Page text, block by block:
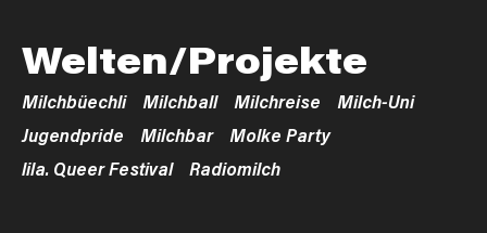
Welten/Projekte
Milchbüechli Milchball Milchreise
Milch-Uni
Jugendpride
Milchbar
Molke Party
lila. Queer Festival
Radiomilch